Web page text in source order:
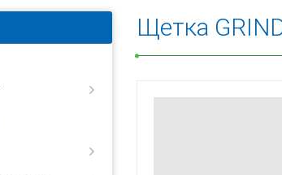
Щетка